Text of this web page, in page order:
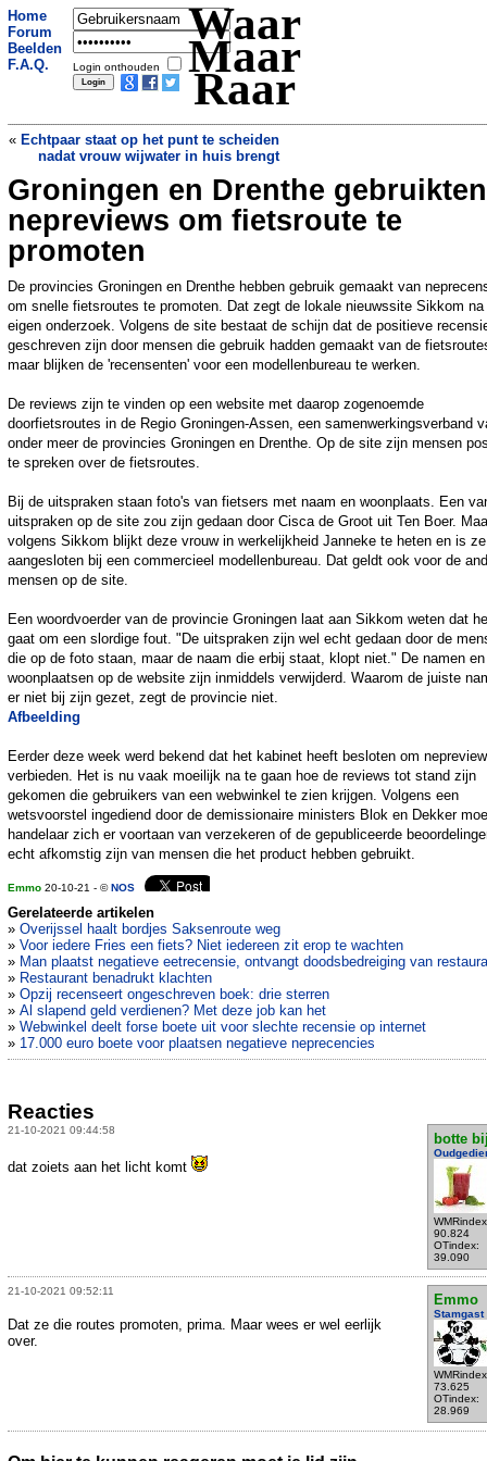
Home
Forum
Beelden
F.A.Q.
Login onthouden
Waar
Maar
Raar
« Echtpaar staat op het punt te scheiden
nadat vrouw wijwater in huis brengt
Russische filmcrew weer terug op aarde
na opname speelfilm in de ruimte»
Groningen en Drenthe gebruikten
nepreviews om fietsroute te
promoten
De provincies Groningen en Drenthe hebben gebruik gemaakt van
om snelle fietsroutes te promoten. Dat zegt de lokale nieuwssite Sikkom na
eigen onderzoek. Volgens de site bestaat de schijn dat de positieve
geschreven zijn door mensen die gebruik hadden gemaakt van de
maar blijken de 'recensenten' voor een modellenbureau te werken.
De reviews zijn te vinden op een website met daarop zogenoemde
doorfietsroutes in de Regio Groningen-Assen, een samenwerkingsverband
onder meer de provincies Groningen en Drenthe. Op de site zijn mensen
te spreken over de fietsroutes.
Bij de uitspraken staan foto's van fietsers met naam en woonplaats. Een
uitspraken op de site zou zijn gedaan door Cisca de Groot uit Ten Boer.
volgens Sikkom blijkt deze vrouw in werkelijkheid Janneke te heten en is ze
aangesloten bij een commercieel modellenbureau. Dat geldt ook voor de
mensen op de site.
Een woordvoerder van de provincie Groningen laat aan Sikkom weten dat
gaat om een slordige fout. "De uitspraken zijn wel echt gedaan door de
die op de foto staan, maar de naam die erbij staat, klopt niet." De namen en
woonplaatsen op de website zijn inmiddels verwijderd. Waarom de juiste
er niet bij zijn gezet, zegt de provincie niet.
Afbeelding
Eerder deze week werd bekend dat het kabinet heeft besloten om
verbieden. Het is nu vaak moeilijk na te gaan hoe de reviews tot stand zijn
gekomen die gebruikers van een webwinkel te zien krijgen. Volgens een
wetsvoorstel ingediend door de demissionaire ministers Blok en Dekker
handelaar zich er voortaan van verzekeren of de gepubliceerde
echt afkomstig zijn van mensen die het product hebben gebruikt.
Emmo 20-10-21 - ©NOS
Gerelateerde artikelen
» Overijssel haalt bordjes Saksenroute weg
» Voor iedere Fries een fiets? Niet iedereen zit erop te wachten
» Man plaatst negatieve eetrecensie, ontvangt doodsbedreiging van
» Restaurant benadrukt klachten
» Opzij recenseert ongeschreven boek: drie sterren
» Al slapend geld verdienen? Met deze job kan het
» Webwinkel deelt forse boete uit voor slechte recensie op internet
» 17.000 euro boete voor plaatsen negatieve neprecencies
Reacties
21-10-2021 09:44:58
botte
90.824
OTindex:
39.090
dat zoiets aan het licht komt
21-10-2021 09:52:11
Emmo
Stamgast
73.625
OTindex:
28.969
Dat ze die routes promoten, prima. Maar wees er wel eerlijk
over.